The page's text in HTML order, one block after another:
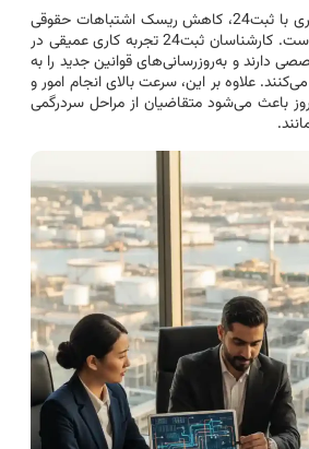
یکی از مزایای اصلی همکاری با ثبت24، کاهش ریسک اشتباهات حقوقی
و فنی در اسناد و مدارک است. کارشناسان ثبت24 تجربه کاری عمیقی در
دارند و به‌روزرسانی‌های قوانین جدید را به
علاوه بر این، سرعت بالای انجام امور و
باعث می‌شود متقاضیان از مراحل سردرگمی